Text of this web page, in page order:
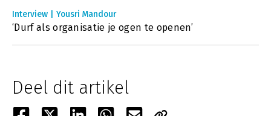
Interview | Yousri Mandour
‘Durf als organisatie je ogen te openen’
Deel dit artikel